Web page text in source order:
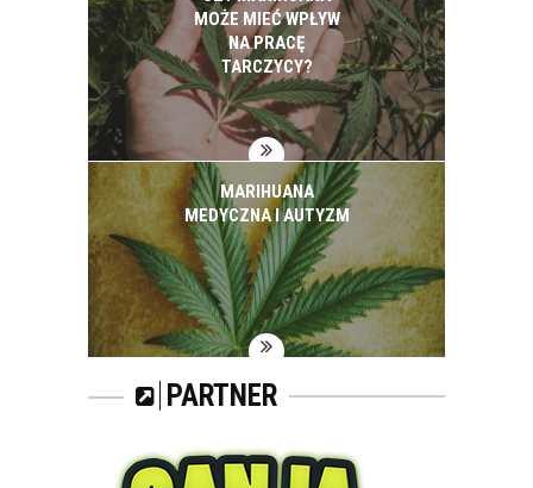
MOŻE MIEĆ WPŁYW
NA PRACĘ
TARCZYCY?
MARIHUANA
MEDYCZNA I AUTYZM
PARTNER